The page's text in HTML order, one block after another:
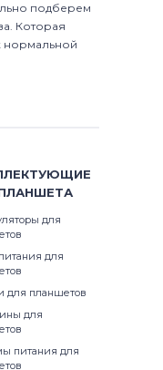
подберем
Которая
нормальной
для
для
для планшетов
для
питания для